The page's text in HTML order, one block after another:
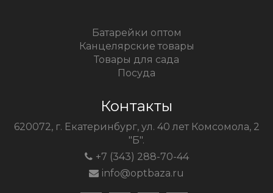
Батарейки оптом
Канцелярские товары
Товары для сада
Посуда
Контакты
620072, г. Екатеринбург, ул. 40 лет Комсомола, 2
"Б".
+7 (343) 288-70-44
info@optbaza.ru